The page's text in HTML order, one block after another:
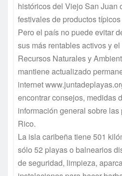
históricos del Viejo San Juan
festivales de productos
Pero el país no puede evitar
sus más rentables activos y
Recursos Naturales y
mantiene actualizado
internet
encontrar consejos, medidas
información general sobre
Rico.
La isla caribeña tiene 501
sólo 52 playas o balnearios
de seguridad, limpieza,